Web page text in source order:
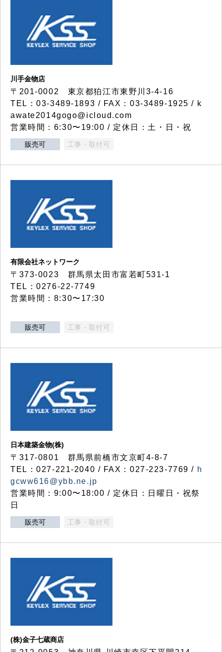
川手金物店
〒201-0002 東京都狛江市東野川3-4-16
TEL：03-3489-1893 / FAX：03-3489-1925 / k
awate2014gogo@icloud.com
営業時間：6:30〜19:00 / 定休日：土・日・祝
販売可 工事・取付可
有限会社ネットワーク
〒373-0023 群馬県太田市富若町531-1
TEL：0276-22-7749
営業時間：8:30〜17:30
販売可 工事・取付可
日本建築金物(株)
〒317‐0801 群馬県前橋市文京町4-8-7
TEL：027-221-2040 / FAX：027-223-7769 / h
gcww616@ybb.ne.jp
営業時間：9:00〜18:00 / 定休日：日曜日・祝祭
日
販売可 工事・取付可
(株)金子七蔵商店